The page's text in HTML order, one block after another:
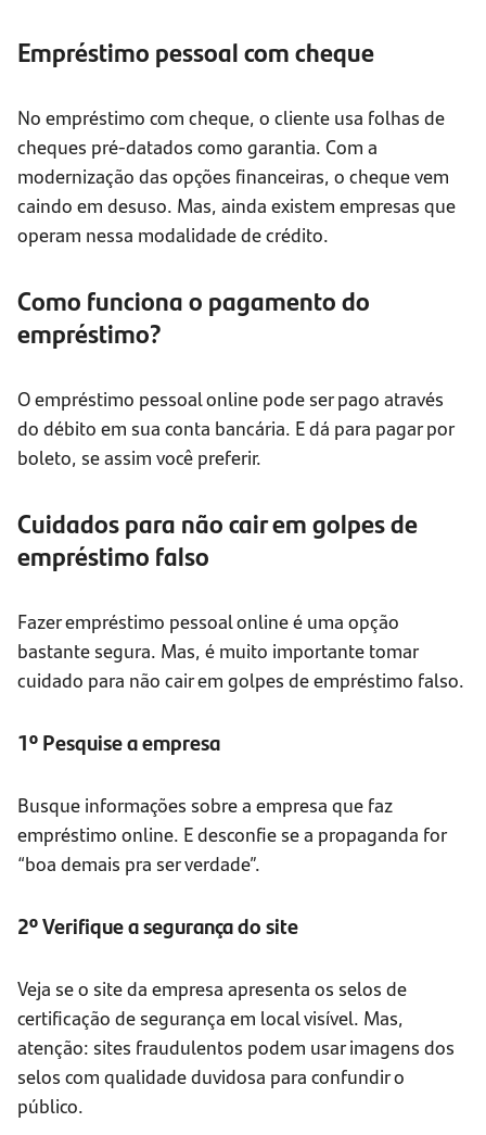
Empréstimo pessoal com cheque
No empréstimo com cheque, o cliente usa folhas de
cheques pré-datados como garantia. Com a
modernização das opções financeiras, o cheque vem
caindo em desuso. Mas, ainda existem empresas que
operam nessa modalidade de crédito.
Como funciona o pagamento do
empréstimo?
O empréstimo pessoal online pode ser pago através
do débito em sua conta bancária. E dá para pagar por
boleto, se assim você preferir.
Cuidados para não cair em golpes de
empréstimo falso
Fazer empréstimo pessoal online é uma opção
bastante segura. Mas, é muito importante tomar
cuidado para não cair em golpes de empréstimo falso.
1º Pesquise a empresa
Busque informações sobre a empresa que faz
empréstimo online. E desconfie se a propaganda for
“boa demais pra ser verdade”.
2º Verifique a segurança do site
Veja se o site da empresa apresenta os selos de
certificação de segurança em local visível. Mas,
atenção: sites fraudulentos podem usar imagens dos
selos com qualidade duvidosa para confundir o
público.